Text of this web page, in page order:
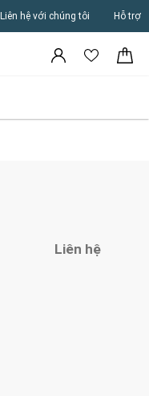
Liên hệ với chúng tôi Hỗ trợ
Liên hệ